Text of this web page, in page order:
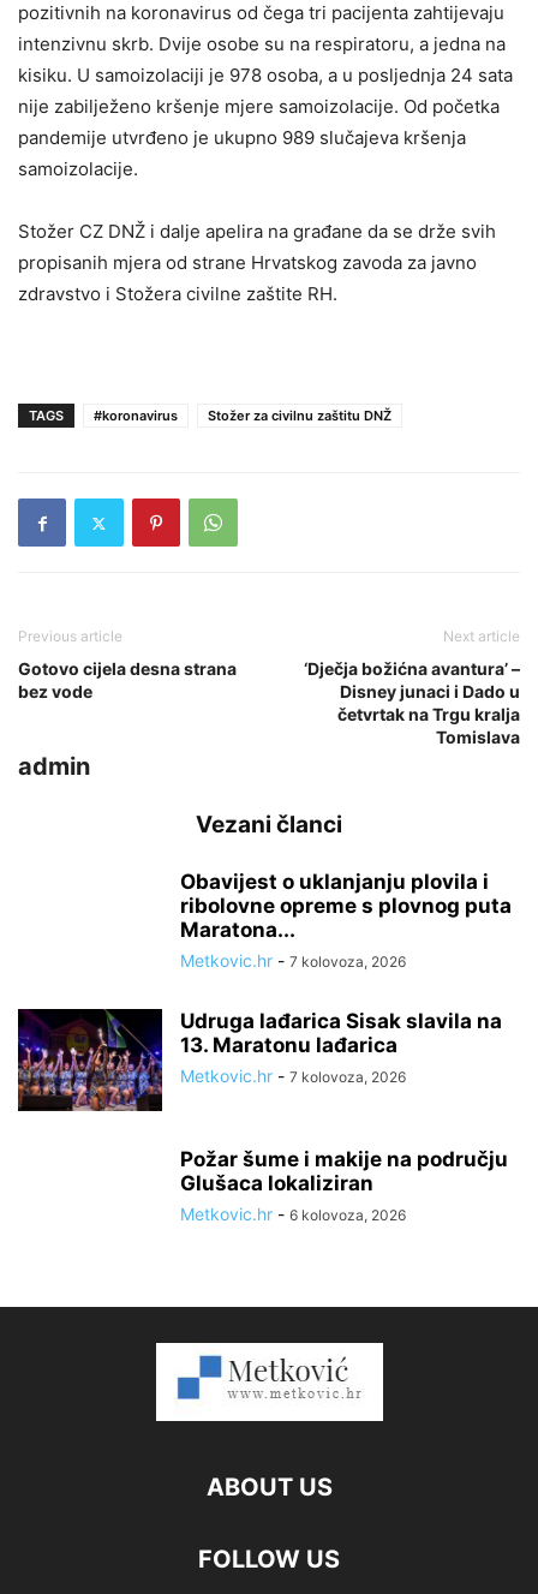
pozitivnih na koronavirus od čega tri pacijenta zahtijevaju
intenzivnu skrb. Dvije osobe su na respiratoru, a jedna na
kisiku. U samoizolaciji je 978 osoba, a u posljednja 24 sata
nije zabilježeno kršenje mjere samoizolacije. Od početka
pandemije utvrđeno je ukupno 989 slučajeva kršenja
samoizolacije.
Stožer CZ DNŽ i dalje apelira na građane da se drže svih
propisanih mjera od strane Hrvatskog zavoda za javno
zdravstvo i Stožera civilne zaštite RH.
TAGS #koronavirus Stožer za civilnu zaštitu DNŽ
Previous article
Gotovo cijela desna strana
bez vode
Next article
‘Dječja božićna avantura’ –
Disney junaci i Dado u
četvrtak na Trgu kralja
Tomislava
admin
Vezani članci
Obavijest o uklanjanju plovila i
ribolovne opreme s plovnog puta
Maratona...
Metkovic.hr - 7 kolovoza, 2026
Udruga lađarica Sisak slavila na
13. Maratonu lađarica
Metkovic.hr - 7 kolovoza, 2026
Požar šume i makije na području
Glušaca lokaliziran
Metkovic.hr - 6 kolovoza, 2026
ABOUT US
FOLLOW US